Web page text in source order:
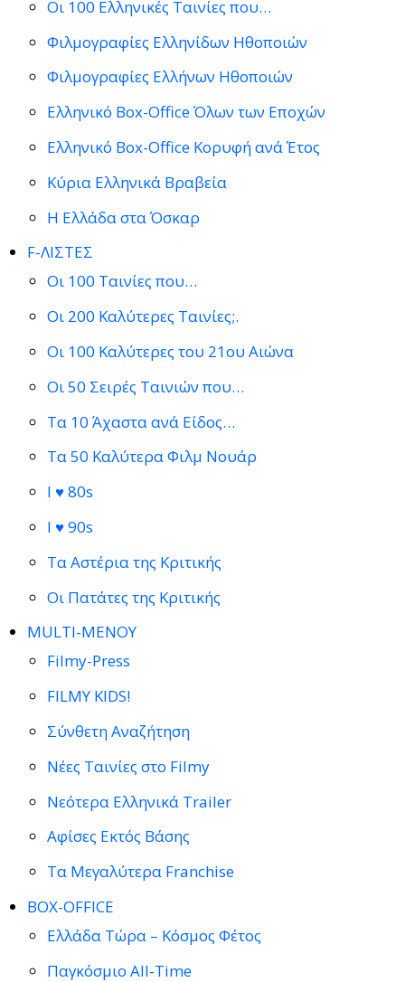
Οι 100 Ελληνικές Ταινίες που…
Φιλμογραφίες Ελληνίδων Ηθοποιών
Φιλμογραφίες Ελλήνων Ηθοποιών
Ελληνικό Box-Office Όλων των Εποχών
Ελληνικό Box-Office Κορυφή ανά Έτος
Κύρια Ελληνικά Βραβεία
Η Ελλάδα στα Όσκαρ
F-ΛΙΣΤΕΣ
Οι 100 Ταινίες που…
Οι 200 Καλύτερες Ταινίες;.
Οι 100 Καλύτερες του 21ου Αιώνα
Οι 50 Σειρές Ταινιών που…
Τα 10 Άχαστα ανά Είδος…
Τα 50 Καλύτερα Φιλμ Νουάρ
I ♥ 80s
I ♥ 90s
Τα Αστέρια της Κριτικής
Οι Πατάτες της Κριτικής
MULTI-ΜΕΝΟΥ
Filmy-Press
FILMY KIDS!
Σύνθετη Αναζήτηση
Νέες Ταινίες στο Filmy
Νεότερα Ελληνικά Trailer
Αφίσες Εκτός Βάσης
Τα Μεγαλύτερα Franchise
BOX-OFFICE
Ελλάδα Τώρα – Κόσμος Φέτος
Παγκόσμιο All-Time